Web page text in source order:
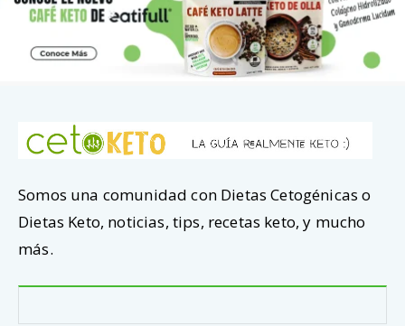
Somos una comunidad con Dietas Cetogénicas o
Dietas Keto, noticias, tips, recetas keto, y mucho
más.